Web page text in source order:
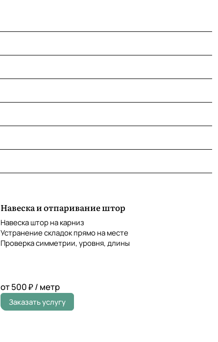
Навеска и отпаривание штор
Навеска штор на карниз
Устранение складок прямо на месте
Проверка симметрии, уровня, длины
от 500 ₽ / метр
Заказать услугу